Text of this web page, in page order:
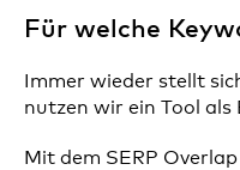
Für welche
Immer wieder stellt
nutzen wir ein Tool
Mit dem SERP